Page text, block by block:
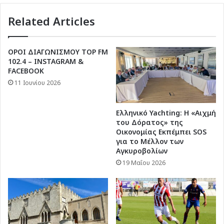
Related Articles
ΟΡΟΙ ΔΙΑΓΩΝΙΣΜΟΥ TOP FM
102.4 – INSTAGRAM &
FACEBOOK
11 Ιουνίου 2026
Ελληνικό Yachting: Η «Αιχμή
του Δόρατος» της
Οικονομίας Εκπέμπει SOS
για το Μέλλον των
Αγκυροβολίων
19 Μαΐου 2026